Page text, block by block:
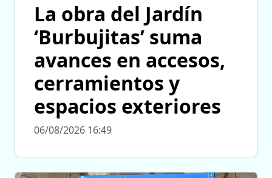
La obra del Jardín
‘Burbujitas’ suma
avances en accesos,
cerramientos y
espacios exteriores
06/08/2026 16:49